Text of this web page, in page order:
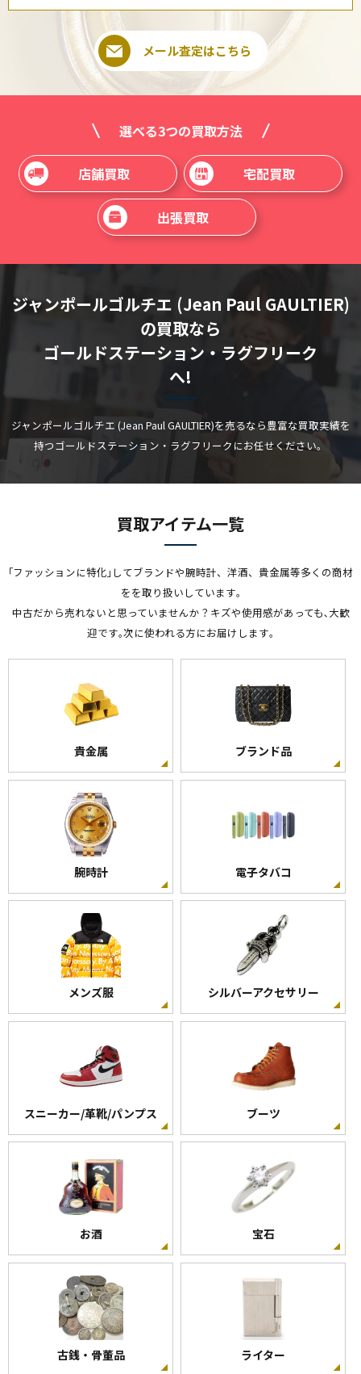
メール査定はこちら
選べる3つの買取方法
店舗買取 宅配買取
出張買取
ジャンポールゴルチエ (Jean Paul GAULTIER)
の買取なら
ゴールドステーション・ラグフリーク
へ!
ジャンポールゴルチエ (Jean Paul GAULTIER)を売るなら豊富な買取実績を
持つゴールドステーション・ラグフリークにお任せください。
買取アイテム一覧
｢ファッションに特化｣してブランドや腕時計、洋酒、貴金属等多くの商材
をを取り扱いしています｡
中古だから売れないと思っていませんか？キズや使用感があっても､大歓
迎です｡次に使われる方にお届けします｡
貴金属 ブランド品
腕時計 電子タバコ
メンズ服 シルバーアクセサリー
スニーカー/革靴/パンプス ブーツ
お酒 宝石
古銭・骨董品 ライター